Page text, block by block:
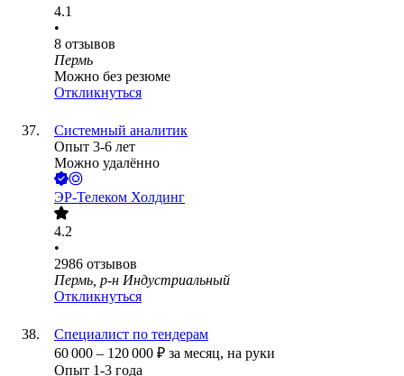
4.1
•
8 отзывов
Пермь
Можно без резюме
Откликнуться
Системный аналитик
Опыт 3-6 лет
Можно удалённо
ЭР-Телеком Холдинг
4.2
•
2986 отзывов
Пермь, р-н Индустриальный
Откликнуться
Специалист по тендерам
60 000 – 120 000 ₽ за месяц, на руки
Опыт 1-3 года